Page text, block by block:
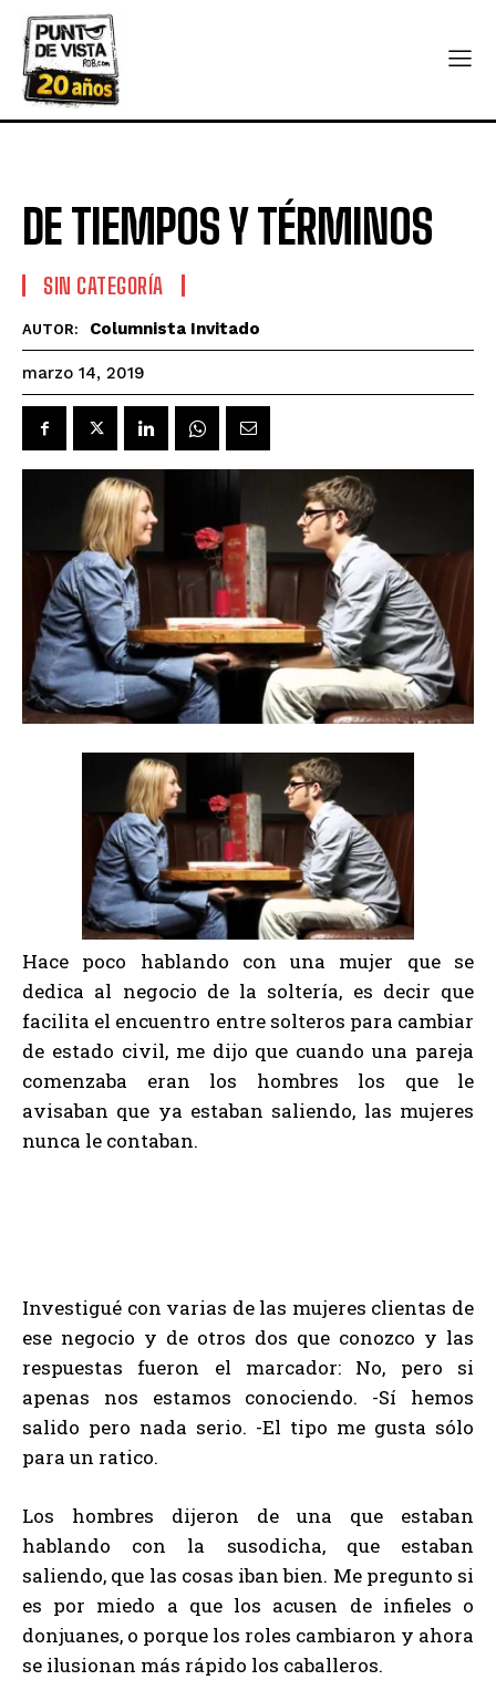
DE TIEMPOS Y TÉRMINOS
SIN CATEGORÍA
AUTOR: Columnista Invitado
marzo 14, 2019
Hace poco hablando con una mujer que se
dedica al negocio de la soltería, es decir que
facilita el encuentro entre solteros para cambiar
de estado civil, me dijo que cuando una pareja
comenzaba eran los hombres los que le
avisaban que ya estaban saliendo, las mujeres
nunca le contaban.
Investigué con varias de las mujeres clientas de
ese negocio y de otros dos que conozco y las
respuestas fueron el marcador: No, pero si
apenas nos estamos conociendo. -Sí hemos
salido pero nada serio. -El tipo me gusta sólo
para un ratico.
Los hombres dijeron de una que estaban
hablando con la susodicha, que estaban
saliendo, que las cosas iban bien. Me pregunto si
es por miedo a que los acusen de infieles o
donjuanes, o porque los roles cambiaron y ahora
se ilusionan más rápido los caballeros.